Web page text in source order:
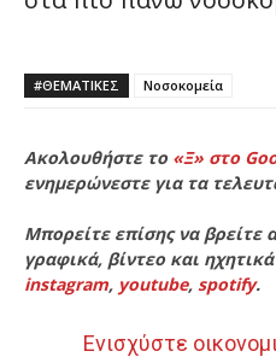
#ΘΕΜΑΤΙΚΈΣ Νοσοκομεία
Ακολουθήστε το «Ξ» στο
ενημερώνεστε για τα
Μπορείτε επίσης να βρείτε
γραφικά, βίντεο και
instagram, youtube, spotify.
Ενισχύστε